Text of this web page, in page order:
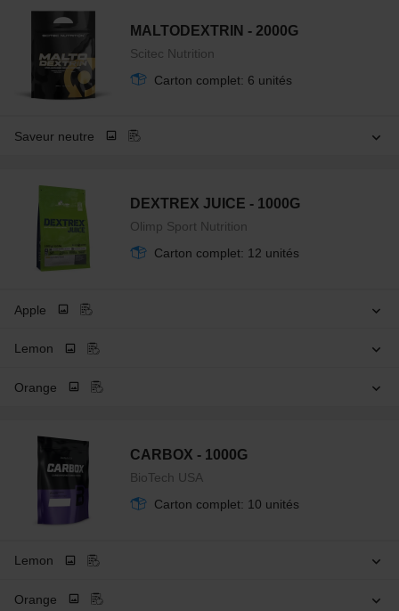
MALTODEXTRIN - 2000G
Scitec Nutrition
Carton complet: 6 unités
Saveur neutre
DEXTREX JUICE - 1000G
Olimp Sport Nutrition
Carton complet: 12 unités
Apple
Lemon
Orange
CARBOX - 1000G
BioTech USA
Carton complet: 10 unités
Lemon
Orange